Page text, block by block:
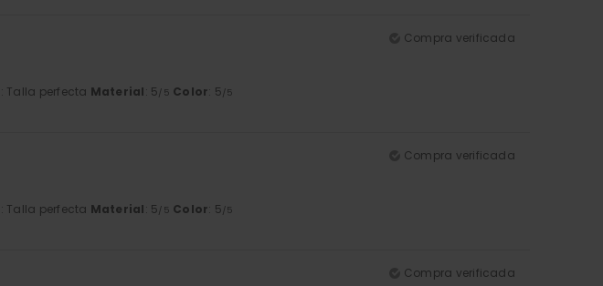
Compra verificada
: Talla perfecta Material: 5/5 Color: 5/5
Compra verificada
: Talla perfecta Material: 5/5 Color: 5/5
Compra verificada